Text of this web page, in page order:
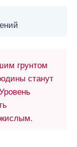
грунтом
станут